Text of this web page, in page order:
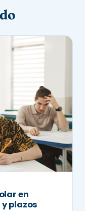
en
plazos